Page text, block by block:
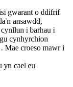
gwarant o ddifrif
ansawdd,
i barhau i
cynhyrchion
Mae croeso mawr i
yn cael eu